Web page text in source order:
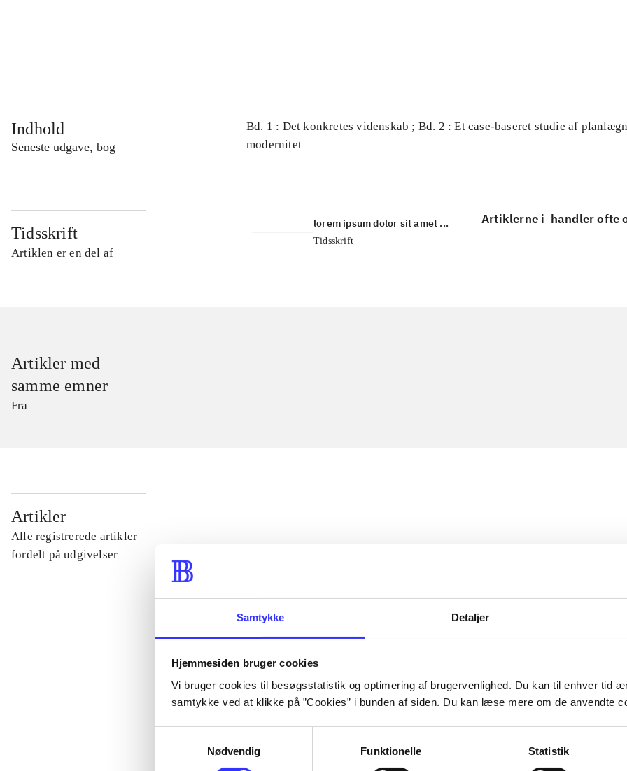
Samtykke Detaljer
Hjemmesiden bruger cookies
Vi bruger cookies til besøgsstatistik og optimering af brugervenlighed. Du kan til enhver tid
samtykke ved at klikke på ”Cookies” i bunden af siden. Du kan læse mere om de anvendte
Nødvendig
Funktionelle Statistik
Indhold
Seneste udgave, bog
Bd. 1 : Det konkretes videnskab ; Bd. 2 : Et case-baseret studie af
modernitet
Tidsskrift
Artiklen er en del af
lorem ipsum dolor sit amet ...
Tidsskrift
Artiklerne i handler ofte
Artikler med
samme emner
Fra
Artikler
Alle registrerede artikler
fordelt på udgivelser
...
...
...